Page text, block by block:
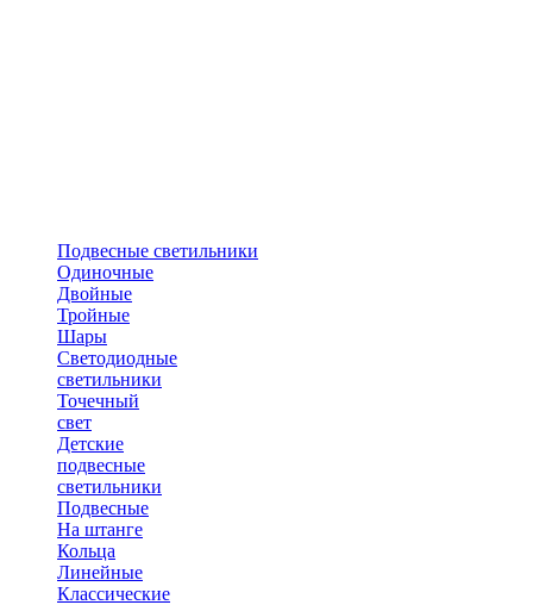
Подвесные светильники
Одиночные
Двойные
Тройные
Шары
Светодиодные
светильники
Точечный
свет
Детские
подвесные
светильники
Подвесные
На штанге
Кольца
Линейные
Классические